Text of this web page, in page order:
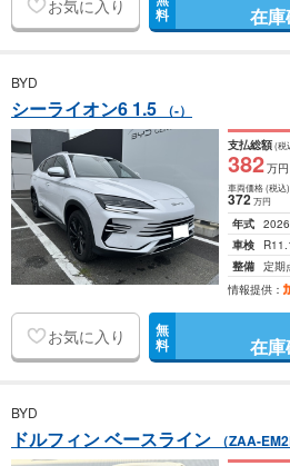
お気に入り 料 在
BYD
シーライオン6 1.5 （-）
支払総額(税
382万円
車両価格(税込)
372万円
年式 2026
車検
整備 定期
情報提供：
お気に入り 無
料 在
BYD
ドルフィン ベースライン （ZAA-